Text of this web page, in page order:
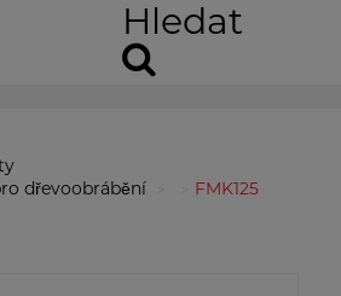
Hledat
dřevoobrábění
FMK125